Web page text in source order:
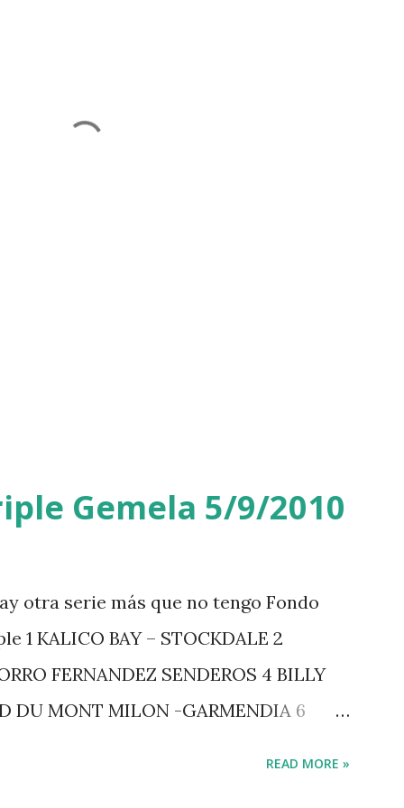
Gemela 5/9/2010
otra serie más que no tengo Fondo
1 KALICO BAY – STOCKDALE 2
FERNANDEZ SENDEROS 4 BILLY
DU MONT MILON -GARMENDIA 6
READ MORE »